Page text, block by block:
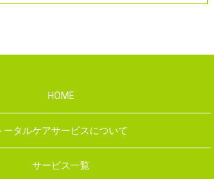
HOME
ータルケアサービスについて
サービス一覧